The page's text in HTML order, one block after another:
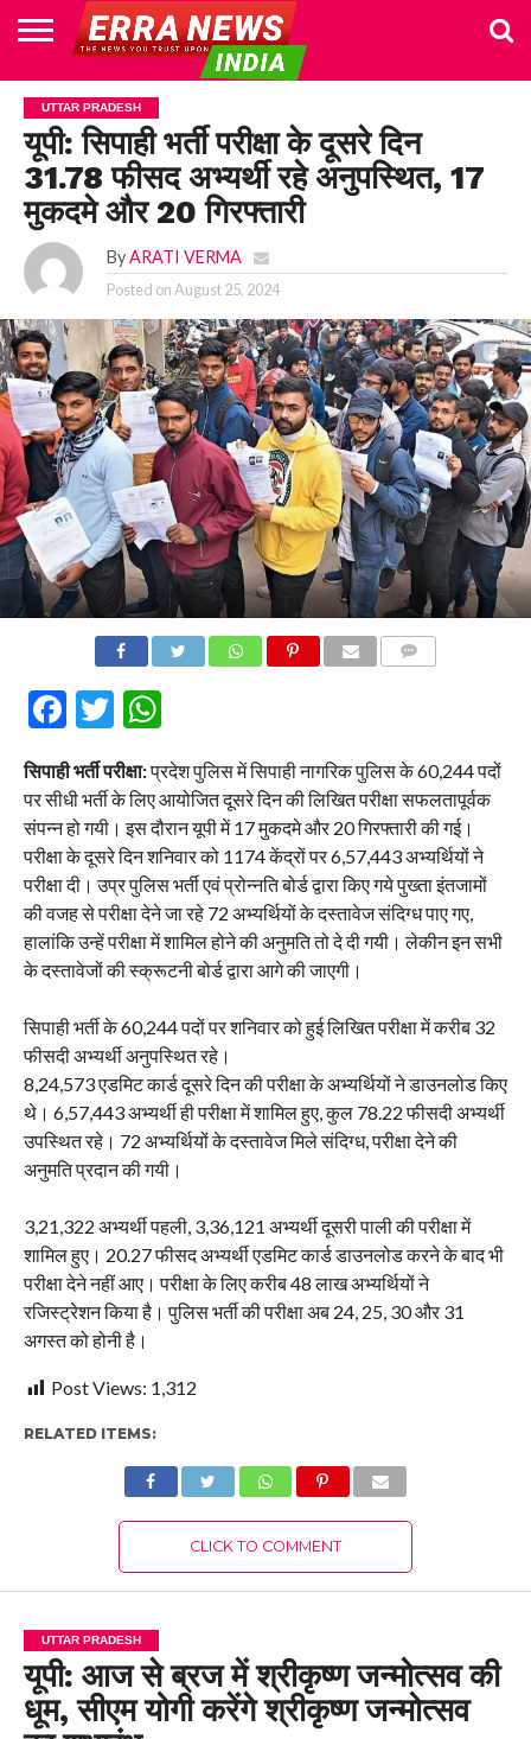
HOME
POLITICS
NEWS
BUSINESS
CULTURE
NATIONAL
SPORTS
LIFESTYLE
TRAVEL
OPINION
BREAKING
NEWS
ENTERTAINMENT
WORLD
CRIME
JOIN
US
UTTAR PRADESH
यूपी: सिपाही भर्ती परीक्षा के दूसरे दिन
31.78 फीसद अभ्यर्थी रहे अनुपस्थित, 17
मुकदमे और 20 गिरफ्तारी
By ARATI VERMA
Posted onAugust 25, 2024
Facebook
Twitter
WhatsApp
सिपाही भर्ती परीक्षा:प्रदेश पुलिस में सिपाही नागरिक पुलिस के 60,244 पदों
पर सीधी भर्ती के लिए आयोजित दूसरे दिन की लिखित परीक्षा सफलतापूर्वक
संपन्न हो गयी। इस दौरान यूपी में 17 मुकदमे और 20 गिरफ्तारी की गई।
परीक्षा के दूसरे दिन शनिवार को 1174 केंद्रों पर 6,57,443 अभ्यर्थियों ने
परीक्षा दी। उप्र पुलिस भर्ती एवं प्रोन्नति बोर्ड द्वारा किए गये पुख्ता इंतजामों
की वजह से परीक्षा देने जा रहे 72 अभ्यर्थियों के दस्तावेज संदिग्ध पाए गए,
हालांकि उन्हें परीक्षा में शामिल होने की अनुमति तो दे दी गयी। लेकीन इन सभी
के दस्तावेजों की स्क्रूटनी बोर्ड द्वारा आगे की जाएगी।
सिपाही भर्ती के 60,244 पदों पर शनिवार को हुई लिखित परीक्षा में करीब 32
फीसदी अभ्यर्थी अनुपस्थित रहे।
8,24,573 एडमिट कार्ड दूसरे दिन की परीक्षा के अभ्यर्थियों ने डाउनलोड किए
थे। 6,57,443 अभ्यर्थी ही परीक्षा में शामिल हुए, कुल 78.22 फीसदी अभ्यर्थी
उपस्थित रहे। 72 अभ्यर्थियों के दस्तावेज मिले संदिग्ध, परीक्षा देने की
अनुमति प्रदान की गयी।
3,21,322 अभ्यर्थी पहली, 3,36,121 अभ्यर्थी दूसरी पाली की परीक्षा में
शामिल हुए। 20.27 फीसद अभ्यर्थी एडमिट कार्ड डाउनलोड करने के बाद भी
परीक्षा देने नहीं आए। परीक्षा के लिए करीब 48 लाख अभ्यर्थियों ने
रजिस्ट्रेशन किया है। पुलिस भर्ती की परीक्षा अब 24, 25, 30 और 31
अगस्त को होनी है।
Post Views: 1,312
RELATED ITEMS:
CLICK TO COMMENT
UTTAR PRADESH
यूपी: आज से ब्रज में श्रीकृष्ण जन्मोत्सव की
धूम, सीएम योगी करेंगे श्रीकृष्ण जन्मोत्सव